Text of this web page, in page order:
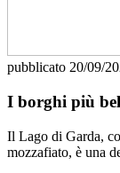
pubblicato 20/09/
I borghi più
Il Lago di Garda,
mozzafiato, è una